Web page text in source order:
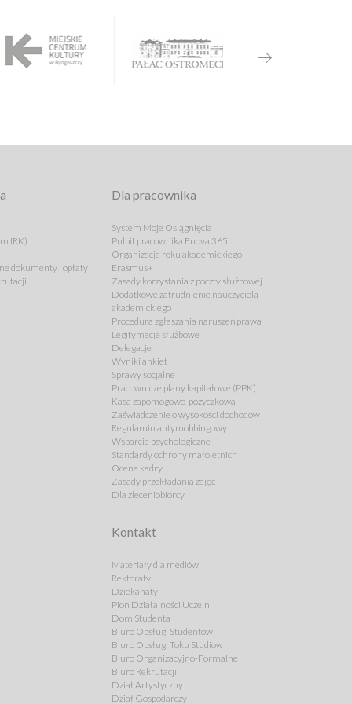
IRK)
dokumenty i opłaty
Dla pracownika
System Moje Osiągnięcia
Pulpit pracownika Enova 365
Organizacja roku akademickiego
Erasmus+
Zasady korzystania z poczty służbowej
Dodatkowe zatrudnienie nauczyciela
akademickiego
Procedura zgłaszania naruszeń prawa
Legitymacje służbowe
Delegacje
Wyniki ankiet
Sprawy socjalne
Pracownicze plany kapitałowe (PPK)
Kasa zapomogowo-pożyczkowa
Zaświadczenie o wysokości dochodów
Regulamin antymobbingowy
Wsparcie psychologiczne
Standardy ochrony małoletnich
Ocena kadry
Zasady przekładania zajęć
Dla zleceniobiorcy
Kontakt
Materiały dla mediów
Rektoraty
Dziekanaty
Pion Działalności Uczelni
Dom Studenta
Biuro Obsługi Studentów
Biuro Obsługi Toku Studiów
Biuro Organizacyjno-Formalne
Biuro Rekrutacji
Dział Artystyczny
Dział Gospodarczy